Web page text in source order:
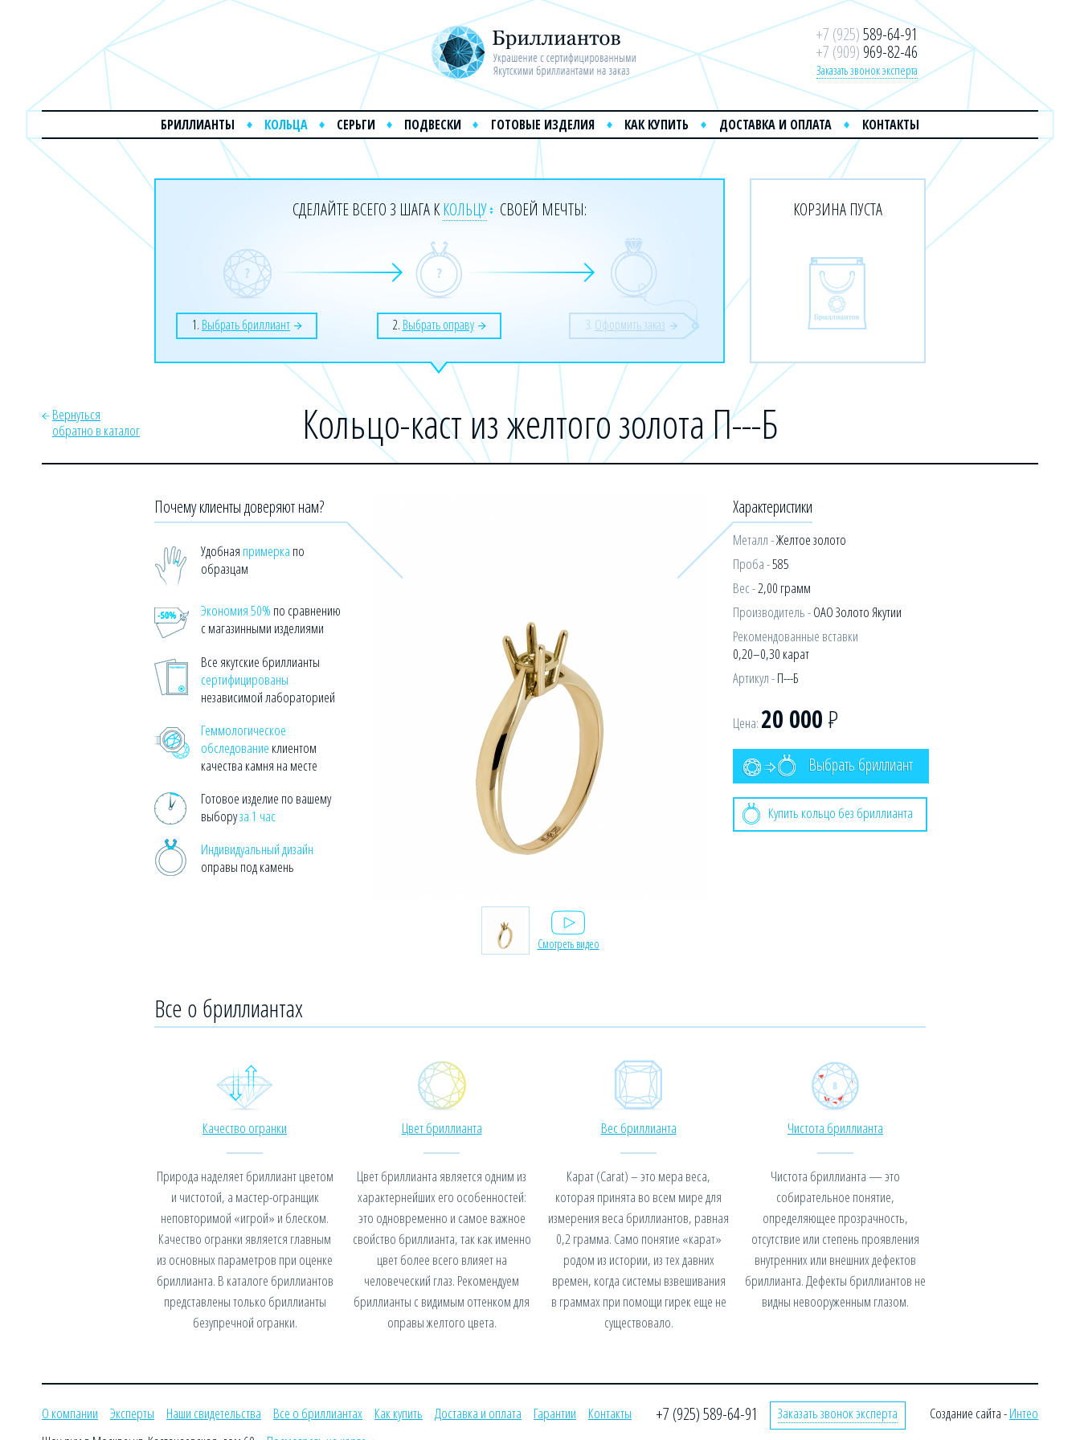
+7 (925)589-64-91
+7 (909) 969-82-46
Заказать звонок эксперта
БРИЛЛИАНТЫ КОЛЬЦА СЕРЬГИ ПОДВЕСКИ ГОТОВЫЕ ИЗДЕЛИЯ КАК КУПИТЬ ДОСТАВКА И ОПЛАТА КОНТАКТЫ
СДЕЛАЙТЕ ВСЕГО 3 ШАГА ККОЛЬЦУ СВОЕЙ МЕЧТЫ:
1. Выбрать бриллиант 2. Выбрать оправу 3. Оформить заказ
КОРЗИНА ПУСТА
Вернуться
обратно в каталог
Кольцо-каст из желтого золота П---Б
Почему клиенты доверяют нам?
Удобная примерка по
образцам
Экономия 50% по сравнению
с магазинными изделиями
Все якутские бриллианты
сертифицированы
независимой лабораторией
Геммологическое
обследование клиентом
качества камня на месте
Готовое изделие по вашему
выборуза 1 час
Индивидуальный дизайн
оправы под камень
Характеристики
Металл -Желтое золото
Проба -585
Вес -2,00 грамм
Производитель -ОАО Золото Якутии
Рекомендованные вставки
0,20–0,30 карат
Артикул -П---Б
Цена: 20 000Р
Выбрать бриллиант
Купить кольцо без бриллианта
Смотреть видео
Все о бриллиантах
Качество огранки
Природа наделяет бриллиант цветом
и чистотой, а мастер-огранщик
неповторимой «игрой» и блеском.
Качество огранки является главным
из основных параметров при оценке
бриллианта. В каталоге бриллиантов
представлены только бриллианты
безупречной огранки.
Цвет бриллианта
Цвет бриллианта является одним из
характернейших его особенностей:
это одновременно и самое важное
свойство бриллианта, так как именно
цвет более всего влияет на
человеческий глаз. Рекомендуем
бриллианты с видимым оттенком для
оправы желтого цвета.
Вес бриллианта
Карат (Carat) – это мера веса,
которая принята во всем мире для
измерения веса бриллиантов, равная
0,2 грамма. Само понятие «карат»
родом из истории, из тех давних
времен, когда системы взвешивания
в граммах при помощи гирек еще не
существовало.
Чистота бриллианта
Чистота бриллианта — это
собирательное понятие,
определяющее прозрачность,
отсутствие или степень проявления
внутренних или внешних дефектов
бриллианта. Дефекты бриллиантов не
видны невооруженным глазом.
Создание сайта -Интео
О компании Эксперты Наши свидетельства Все о бриллиантах Как купить Доставка и оплата Гарантии
Контакты
+7 (925) 589-64-91 Заказать звонок эксперта